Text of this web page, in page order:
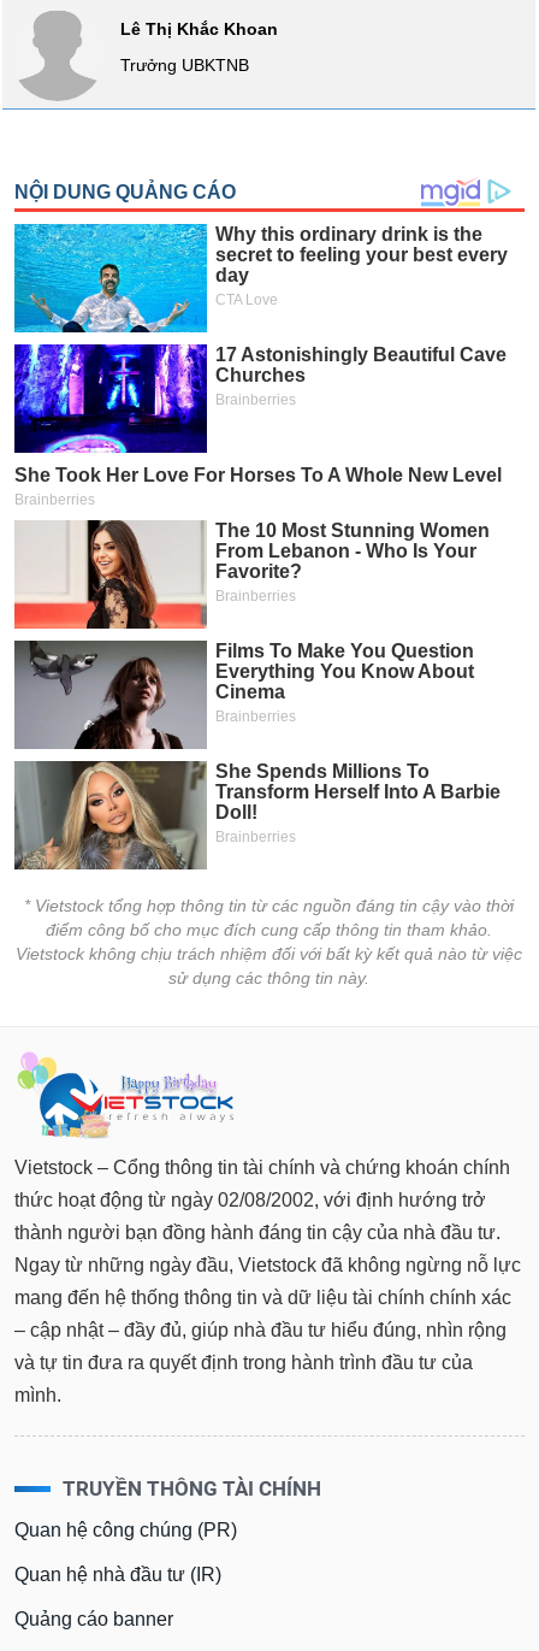
Lê Thị Khắc Khoan
Trưởng UBKTNB
* Vietstock tổng hợp thông tin từ các nguồn đáng tin cậy vào thời
điểm công bố cho mục đích cung cấp thông tin tham khảo.
Vietstock không chịu trách nhiệm đối với bất kỳ kết quả nào từ việc
sử dụng các thông tin này.
Vietstock – Cổng thông tin tài chính và chứng khoán chính
thức hoạt động từ ngày 02/08/2002, với định hướng trở
thành người bạn đồng hành đáng tin cậy của nhà đầu tư.
Ngay từ những ngày đầu, Vietstock đã không ngừng nỗ lực
mang đến hệ thống thông tin và dữ liệu tài chính chính xác
– cập nhật – đầy đủ, giúp nhà đầu tư hiểu đúng, nhìn rộng
và tự tin đưa ra quyết định trong hành trình đầu tư của
mình.
TRUYỀN THÔNG TÀI CHÍNH
Quan hệ công chúng (PR)
Quan hệ nhà đầu tư (IR)
Quảng cáo banner
Sách
chính
Công
cụ
đầu
tư
Truyền
thông
tài
chính
tài
chính